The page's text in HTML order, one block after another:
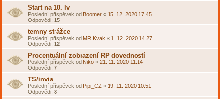
Start na 10. lv
Poslední příspěvek od Boomer « 15. 12. 2020 17.45
Odpovědi: 15
temny strážce
Poslední příspěvek od MR.Kvak « 1. 12. 2020 14.27
Odpovědi: 12
Procentuální zobrazení RP dovedností
Poslední příspěvek od Niko « 21. 11. 2020 11.14
Odpovědi: 7
TS/invis
Poslední příspěvek od Pipi_CZ « 19. 11. 2020 10.51
Odpovědi: 8